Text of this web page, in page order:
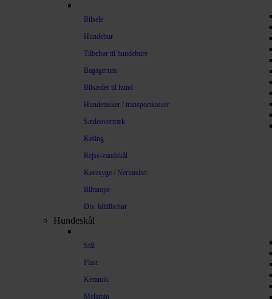
Bilsele
Hundebur
Tilbehør til hundebure
Bagagerum
Bilsæder til hund
Hundetasker / transportkasser
Sædeovertræk
Køling
Rejse-vandskål
Køresyge / Nervøsitet
Bilrampe
Div. biltilbehør
Hundeskål
Stål
Plast
Keramik
Melamin